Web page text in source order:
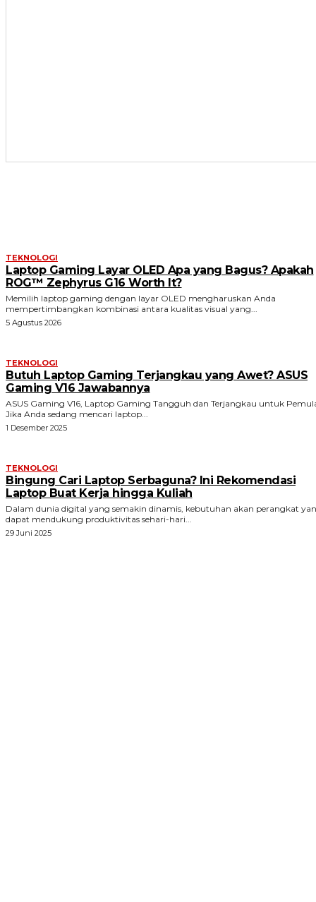
TEKNOLOGI
Laptop Gaming Layar OLED Apa yang Bagus? Apakah
ROG™ Zephyrus G16 Worth It?
Memilih laptop gaming dengan layar OLED mengharuskan Anda
mempertimbangkan kombinasi antara kualitas visual yang...
5 Agustus 2026
TEKNOLOGI
Butuh Laptop Gaming Terjangkau yang Awet? ASUS
Gaming V16 Jawabannya
ASUS Gaming V16, Laptop Gaming Tangguh dan Terjangkau untuk
Jika Anda sedang mencari laptop...
1 Desember 2025
TEKNOLOGI
Bingung Cari Laptop Serbaguna? Ini Rekomendasi
Laptop Buat Kerja hingga Kuliah
Dalam dunia digital yang semakin dinamis, kebutuhan akan perangkat
dapat mendukung produktivitas sehari-hari...
29 Juni 2025